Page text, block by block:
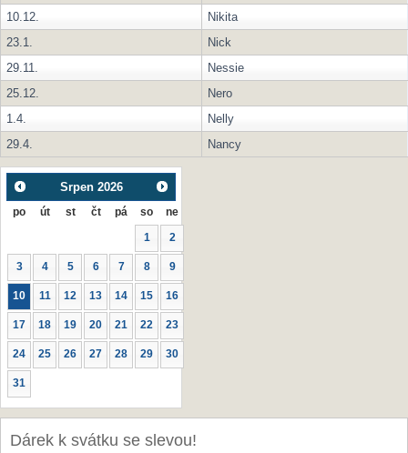
10.12.
Nikita
23.1.
Nick
29.11.
Nessie
25.12.
Nero
1.4.
Nelly
29.4.
Nancy
Srpen 2026
po út st čt pá so ne
1 2
3 4 5 6 7 8 9
10 11 12 13 14 15 16
17 18 19 20 21 22 23
24 25 26 27 28 29 30
31
Dárek k svátku se slevou!